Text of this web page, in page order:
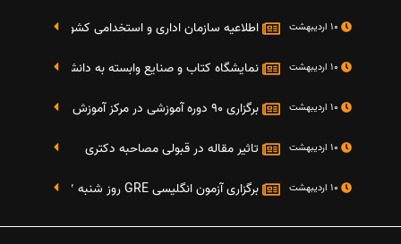
اطلاعیه سازمان اداری و استخدامی کشور در خصوص
نمایشگاه کتاب و صنایع وابسته به دانشگاه صنعتی شریف 4 الی 8 مهر
برگزاری 90 دوره آموزشی در مرکز آموزش فرهنگی دانشگاه علامه
تاثیر مقاله در قبولی مصاحبه دکتری
برگزاری آزمون انگلیسی GRE روز شنبه 27 شهریور(مقارن با 17 سپتامبر 2016)